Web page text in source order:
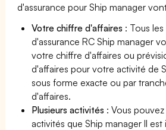
d'assurance pour Ship manager
Votre chiffre d'affaires : Tous
d'assurance RC Ship manager
votre chiffre d'affaires ou
d'affaires pour votre activité de
sous forme exacte ou par
d'affaires.
Plusieurs activités : Vous
activités que Ship manager Il